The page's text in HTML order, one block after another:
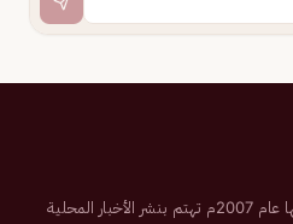
صحيفة إلكترونية سعودية تم تأسيسها عام 2007م تهتم بنشر الأخبار المحلية